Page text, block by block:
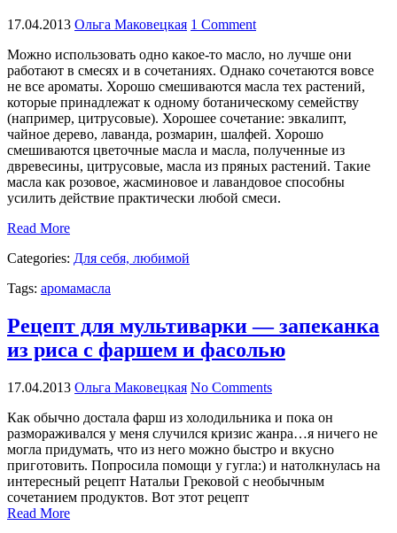
17.04.2013 Ольга Маковецкая 1 Comment
Можно использовать одно какое-то масло, но лучше они
работают в смесях и в сочетаниях. Однако сочетаются вовсе
не все ароматы. Хорошо смешиваются масла тех растений,
которые принадлежат к одному ботаническому семейству
(например, цитрусовые). Хорошее сочетание: эвкалипт,
чайное дерево, лаванда, розмарин, шалфей. Хорошо
смешиваются цветочные масла и масла, полученные из
двревесины, цитрусовые, масла из пряных растений. Такие
масла как розовое, жасминовое и лавандовое способны
усилить действие практически любой смеси.
Read More
Categories: Для себя, любимой
Tags: аромамасла
Рецепт для мультиварки — запеканка
из риса с фаршем и фасолью
17.04.2013 Ольга Маковецкая No Comments
Как обычно достала фарш из холодильника и пока он
размораживался у меня случился кризис жанра…я ничего не
могла придумать, что из него можно быстро и вкусно
приготовить. Попросила помощи у гугла:) и натолкнулась на
интересный рецепт Натальи Грековой с необычным
сочетанием продуктов. Вот этот рецепт
Read More